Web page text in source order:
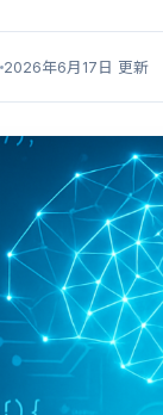
2026年6月17日 更新